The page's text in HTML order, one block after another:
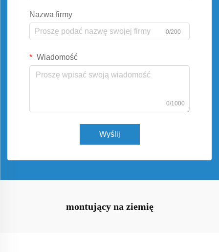
Nazwa firmy
0/200
Wiadomość
0/1000
Wyślij
montujący na ziemię